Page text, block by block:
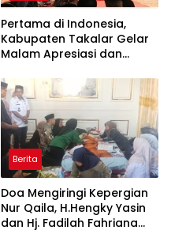
Pertama di Indonesia,
Kabupaten Takalar Gelar
Malam Apresiasi dan
Panggung Penghargaan
bagi Pelayan Publik
Berprestasi
Berita
Doa Mengiringi Kepergian
Nur Qaila, H.Hengky Yasin
dan Hj. Fadilah Fahriana